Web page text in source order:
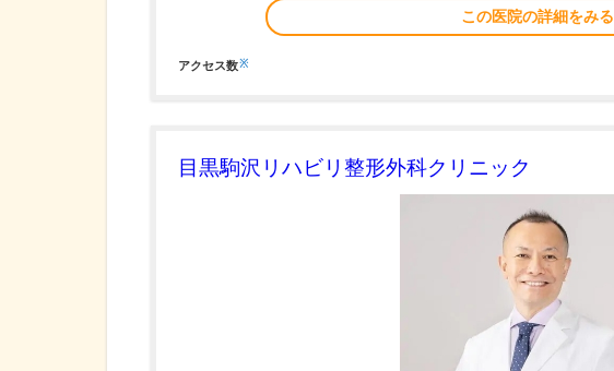
この医院の詳細をみる
アクセス数※
目黒駒沢リハビリ整形外科クリニック